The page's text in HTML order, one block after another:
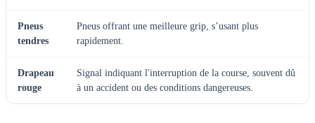
Pneus
tendres
Pneus offrant une meilleure grip, s’usant plus
rapidement.
Drapeau
rouge
Signal indiquant l'interruption de la course, souvent dû
à un accident ou des conditions dangereuses.